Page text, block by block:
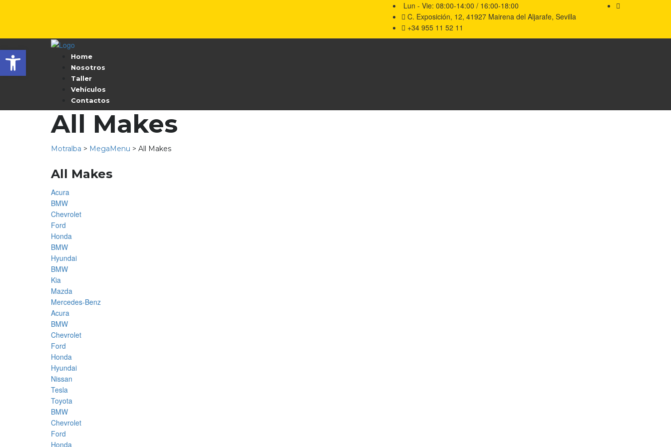
Lun - Vie: 08:00-14:00 / 16:00-18:00
C. Exposición, 12, 41927 Mairena del Aljarafe, Sevilla
+34 955 11 52 11
Home
Nosotros
Taller
Vehículos
Contactos
All Makes
Motralba > MegaMenu > All Makes
All Makes
Acura
BMW
Chevrolet
Ford
Honda
BMW
Hyundai
BMW
Kia
Mazda
Mercedes-Benz
Acura
BMW
Chevrolet
Ford
Honda
Hyundai
Nissan
Tesla
Toyota
BMW
Chevrolet
Ford
Honda
Abrir barra de herramientas